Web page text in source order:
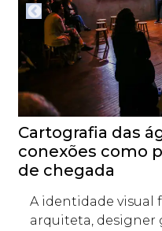
Cartografia das
conexões como
de chegada
A identidade visual
arquiteta, designer